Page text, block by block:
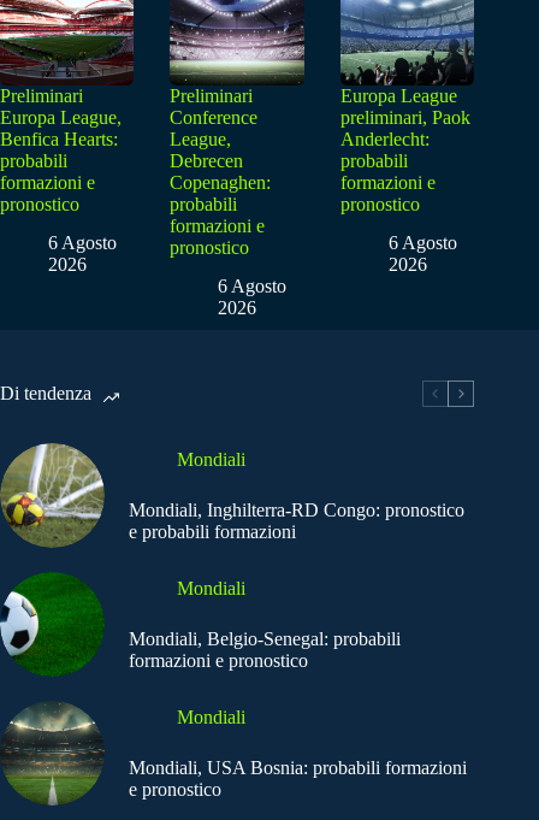
Preliminari
Europa League,
Benfica Hearts:
probabili
formazioni e
pronostico
6 Agosto
2026
Preliminari
Conference
League,
Debrecen
Copenaghen:
probabili
formazioni e
pronostico
6 Agosto
2026
Europa League
preliminari, Paok
Anderlecht:
probabili
formazioni e
pronostico
6 Agosto
2026
Di tendenza
Mondiali
Mondiali, Inghilterra-RD Congo: pronostico
e probabili formazioni
Mondiali
Mondiali, Belgio-Senegal: probabili
formazioni e pronostico
Mondiali
Mondiali, USA Bosnia: probabili formazioni
e pronostico